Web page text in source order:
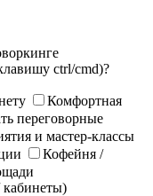
ctrl/cmd)?
Комфортная
переговорные
и мастер-классы
Кофейня /
кабинеты)